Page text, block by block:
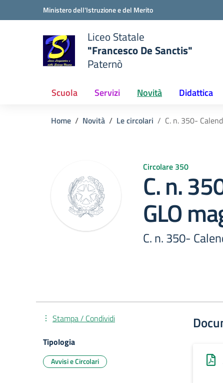
Vai ai contenuti
Vai al menu di navigazioneMinistero dell'Istruzione e del Merito
scuola
Liceo Statale
"Francesco De Sanctis"
Paternò
Scuola Servizi Novità Didattica
Home Novità Le circolari C. n. 350-
Circolare 350
C. n.
GLO
C. n. 350-
Stampa / Condividi
Tipologia
Avvisi e Circolari